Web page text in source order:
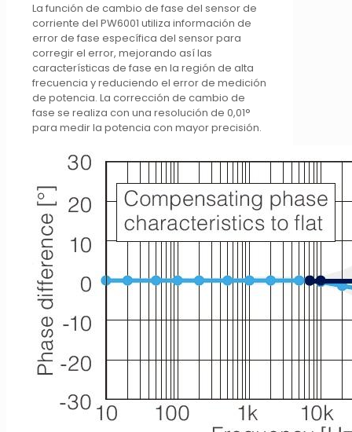
La función de cambio de fase del sensor de
corriente del PW6001 utiliza información de
error de fase específica del sensor para
corregir el error, mejorando así las
características de fase en la región de alta
frecuencia y reduciendo el error de medición
de potencia. La corrección de cambio de
fase se realiza con una resolución de 0,01°
para medir la potencia con mayor precisión.